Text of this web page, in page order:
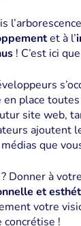
et à l’
! C’est ici
place
site web,
ajoutent
que
Donner à
et
votre
concrétise !